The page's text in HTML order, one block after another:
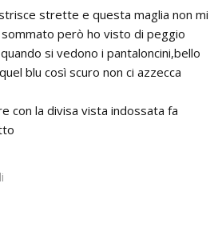
strette e questa maglia non mi
però ho visto di peggio
si vedono i pantaloncini,bello
blu così scuro non ci azzecca
con la divisa vista indossata fa